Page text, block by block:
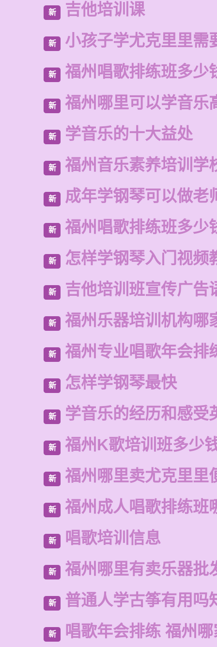
新 吉他培训课
新 小孩子学尤克里里需
新 福州唱歌排练班多少
新 福州哪里可以学音乐
新 学音乐的十大益处
新 福州音乐素养培训学
新 成年学钢琴可以做老
新 福州唱歌排练班多少
新 怎样学钢琴入门视频
新 吉他培训班宣传广告
新 福州乐器培训机构哪
新 福州专业唱歌年会排
新 怎样学钢琴最快
新 学音乐的经历和感受
新 福州K歌培训班多少
新 福州哪里卖尤克里里
新 福州成人唱歌排练班
新 唱歌培训信息
新 福州哪里有卖乐器批
新 普通人学古筝有用吗
新 唱歌年会排练 福州